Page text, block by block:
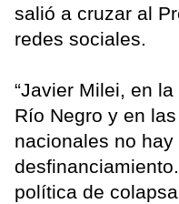
salió a cruzar al
redes sociales.
“Javier Milei, en
Río Negro y en
nacionales no
política de